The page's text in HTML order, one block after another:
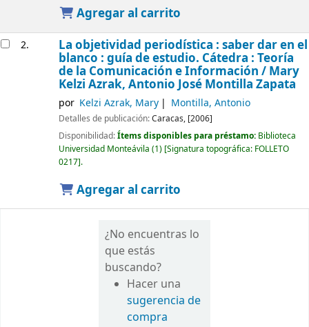
Agregar al carrito
2. La objetividad periodística : saber dar en el
blanco : guía de estudio. Cátedra : Teoría
de la Comunicación e Información / Mary
Kelzi Azrak, Antonio José Montilla Zapata
por Kelzi Azrak, Mary Montilla, Antonio
Detalles de publicación:Caracas, [2006]
Disponibilidad:Ítems disponibles para préstamo: Biblioteca
Universidad Monteávila (1) Signatura topográfica: FOLLETO
0217 .
Agregar al carrito
¿No encuentras lo
que estás
buscando?
Hacer una
sugerencia de
compra